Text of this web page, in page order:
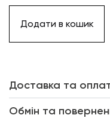
Додати в кошик
Доставка та
Обмін та